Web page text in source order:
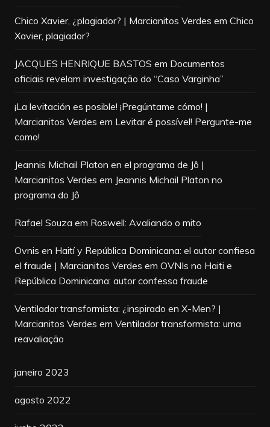
Chico Xavier, ¿plagiador? | Marcianitos Verdes em Chico
Xavier, plagiador?
JACQUES HENRIQUE BASTOS em Documentos
oficiais revelam investigação do “Caso Varginha”
¡La levitación es posible! ¡Pregúntame cómo! |
Marcianitos Verdes em Levitar é possível! Pergunte-me
como!
Jeannis Michail Platon en el programa de Jô |
Marcianitos Verdes em Jeannis Michail Platon no
programa do Jô
Rafael Souza em Roswell: Avaliando o mito
Ovnis en Haití y República Dominicana: el autor confiesa
el fraude | Marcianitos Verdes em OVNIs no Haiti e
República Dominicana: autor confessa fraude
Ventilador transformista: ¿inspirado en X-Men? |
Marcianitos Verdes em Ventilador transformista: uma
reavaliação
janeiro 2023
agosto 2022